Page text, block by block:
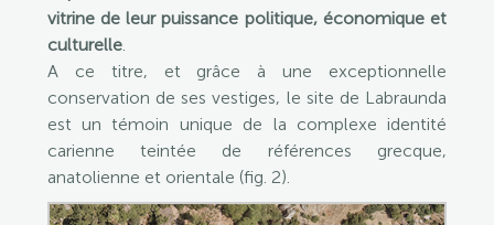
vitrine de leur puissance politique, économique et
culturelle.
A ce titre, et grâce à une exceptionnelle
conservation de ses vestiges, le site de Labraunda
est un témoin unique de la complexe identité
carienne teintée de références grecque,
anatolienne et orientale (fig. 2).